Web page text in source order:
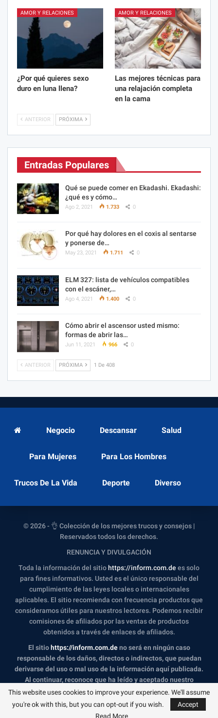
AMOR Y RELACIONES
¿Por qué quieres sexo
duro en luna llena?
AMOR Y RELACIONES
Las mejores técnicas para
una relajación completa
en la cama
ANTERIOR PRÓXIMA
Entradas Populares
Qué se puede comer en Ekadashi. Ekadashi:
¿qué es y cómo…
Ago 2, 2021 1.733 0
Por qué hay dolores en el coxis al sentarse
y ponerse de…
May 23, 2021 1.711 0
ELM 327: lista de vehículos compatibles
con el escáner,…
Ago 4, 2021 1.400 0
Cómo abrir el ascensor usted mismo:
formas de abrir las…
Jun 11, 2021 966 0
ANTERIOR PRÓXIMA 1 De 408
Negocio Descansar Salud
Para Mujeres Para Los Hombres
Trucos De La Vida Deporte Diverso
© 2026 - 👌 Colección de los mejores trucos y consejos |
Reservados todos los derechos.
RENUNCIA Y DIVULGACIÓN
Toda la información del sitiohttps://inform.com.de es solo
para fines informativos. Usted es el único responsable del
cumplimiento de las leyes locales o internacionales
aplicables. El sitio recomienda con frecuencia productos que
consideramos útiles para nuestros lectores. Podemos recibir
comisiones de afiliados por las ventas de productos
obtenidos a través de enlaces de afiliados.
El sitiohttps://inform.com.deno será en ningún caso
responsable de los daños, directos o indirectos, que puedan
derivarse del uso o mal uso de la información aquí publicada.
Al continuar, reconoce que ha leído y aceptado nuestro
descargo de responsabilidad completo y nuestra Política de
privacidad
This website uses cookies to improve your experience. We'll assume
you're ok with this, but you can opt-out if you wish.
Accept
Read More